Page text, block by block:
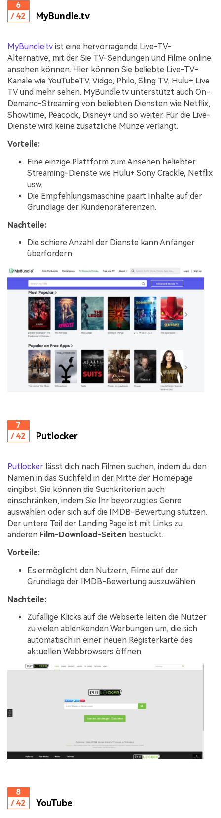
6
/ 42
MyBundle.tv
MyBundle.tv ist eine hervorragende Live-TV-
Alternative, mit der Sie TV-Sendungen und Filme online
ansehen können. Hier können Sie beliebte Live-TV-
Kanäle wie YouTubeTV, Vidgo, Philo, Sling TV, Hulu+ Live
TV und mehr sehen. MyBundle.tv unterstützt auch On-
Demand-Streaming von beliebten Diensten wie Netflix,
Showtime, Peacock, Disney+ und so weiter. Für die Live-
Dienste wird keine zusätzliche Münze verlangt.
Vorteile:
Eine einzige Plattform zum Ansehen beliebter
Streaming-Dienste wie Hulu+ Sony Crackle, Netflix
usw.
Die Empfehlungsmaschine paart Inhalte auf der
Grundlage der Kundenpräferenzen.
Nachteile:
Die schiere Anzahl der Dienste kann Anfänger
überfordern.
7
/ 42
Putlocker
Putlocker lässt dich nach Filmen suchen, indem du den
Namen in das Suchfeld in der Mitte der Homepage
eingibst. Sie können die Suchkriterien auch
einschränken, indem Sie Ihr bevorzugtes Genre
auswählen oder sich auf die IMDB-Bewertung stützen.
Der untere Teil der Landing Page ist mit Links zu
anderen Film-Download-Seiten bestückt.
Vorteile:
Es ermöglicht den Nutzern, Filme auf der
Grundlage der IMDB-Bewertung auszuwählen.
Nachteile:
Zufällige Klicks auf die Webseite leiten die Nutzer
zu vielen ablenkenden Werbungen um, die sich
automatisch in einer neuen Registerkarte des
aktuellen Webbrowsers öffnen.
8
/ 42
YouTube